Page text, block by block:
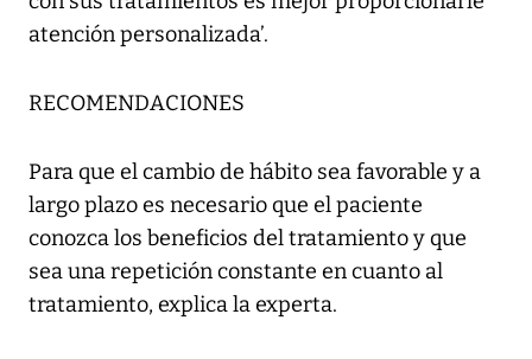
atención personalizada’.
RECOMENDACIONES
Para que el cambio de hábito sea favorable y a
largo plazo es necesario que el paciente
conozca los beneficios del tratamiento y que
sea una repetición constante en cuanto al
tratamiento, explica la experta.